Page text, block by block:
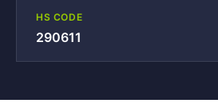
HS CODE
290611